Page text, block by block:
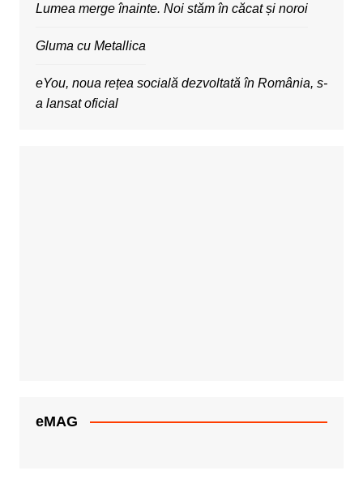
Lumea merge înainte. Noi stăm în căcat și noroi
Gluma cu Metallica
eYou, noua rețea socială dezvoltată în România, s-
a lansat oficial
eMAG